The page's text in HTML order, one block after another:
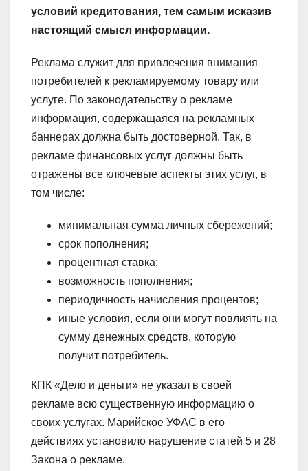
условий кредитования, тем самым исказив
настоящий смысл информации.
Реклама служит для привлечения внимания
потребителей к рекламируемому товару или
услуге. По законодательству о рекламе
информация, содержащаяся на рекламных
баннерах должна быть достоверной. Так, в
рекламе финансовых услуг должны быть
отражены все ключевые аспекты этих услуг, в
том числе:
минимальная сумма личных сбережений;
срок пополнения;
процентная ставка;
возможность пополнения;
периодичность начисления процентов;
иные условия, если они могут повлиять на
сумму денежных средств, которую
получит потребитель.
КПК «Дело и деньги» не указал в своей
рекламе всю существенную информацию о
своих услугах. Марийское УФАС в его
действиях установило нарушение статей 5 и 28
Закона о рекламе.